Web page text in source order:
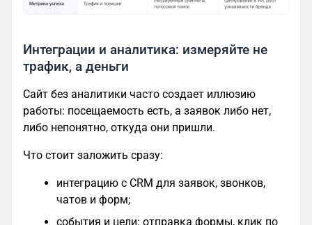
Интеграции и аналитика: измеряйте не
трафик, а деньги
Сайт без аналитики часто создает иллюзию
работы: посещаемость есть, а заявок либо нет,
либо непонятно, откуда они пришли.
Что стоит заложить сразу:
интеграцию с CRM для заявок, звонков,
чатов и форм;
события и цели: отправка формы, клик по